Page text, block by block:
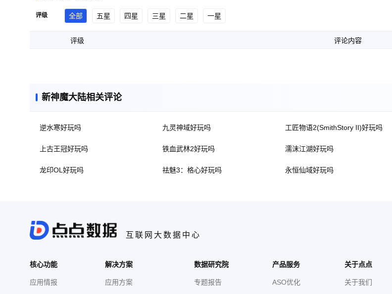
评级 全部 五星 四星 三星 二星 一星
评级 评论内容
新神魔大陆相关评论
逆水寒好玩吗 九灵神域好玩吗 工匠物语2(SmithStory II)好玩吗
上古王冠好玩吗 铁血武林2好玩吗 濡沫江湖好玩吗
龙印OL好玩吗 祛魅3：格心好玩吗 永恒仙域好玩吗
互联网大数据中心
核心功能
应用情报
解决方案
应用方案
数据研究院
专题报告
产品服务
ASO优化
关于点点
关于我们